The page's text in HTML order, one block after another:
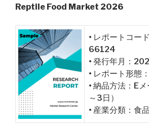
Reptile Food Market 2026
• レポートコー
66124
• 発行年月：
• レポート形態
• 納品方法：E
～3日）
• 産業分類：食